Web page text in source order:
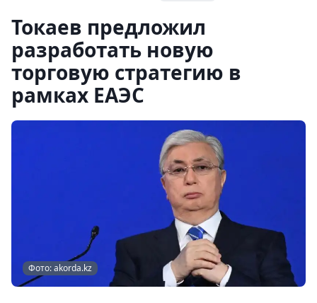
Токаев предложил
разработать новую
торговую стратегию в
рамках ЕАЭС
Фото: akorda.kz